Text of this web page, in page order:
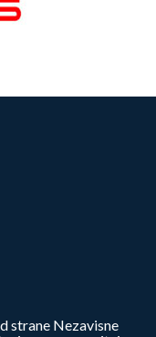
strane Nezavisne